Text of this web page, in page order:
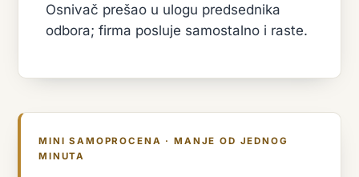
Osnivač prešao u ulogu predsednika
odbora; firma posluje samostalno i raste.
MINI SAMOPROCENA · MANJE OD JEDNOG
MINUTA